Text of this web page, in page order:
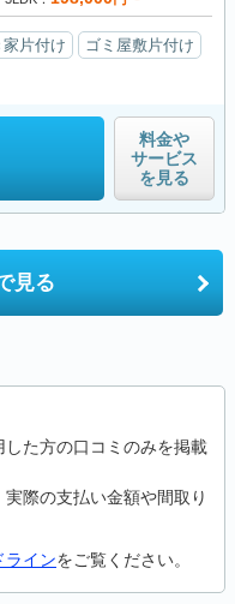
家片付け
ゴミ屋敷片付け
料金や
サービス
を見る
見る
た方の口コミのみを掲載
際の支払い金額や間取り
ラインをご覧ください。